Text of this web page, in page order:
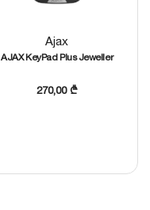
Ajax
AJAX KeyPad Plus Jeweller
270,00₾